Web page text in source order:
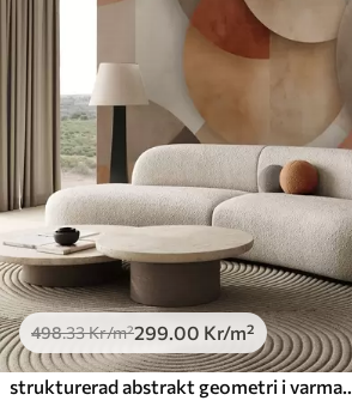
498.33Kr/m²299 .00 Kr/m²